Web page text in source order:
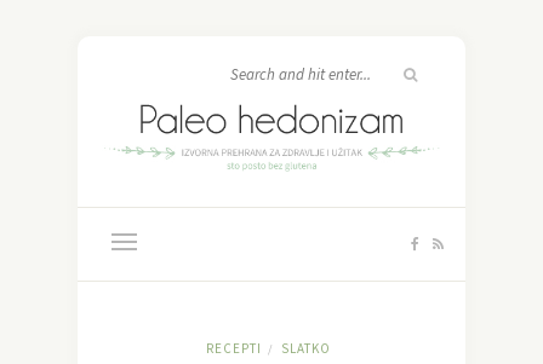
RECEPTI / SLATKO